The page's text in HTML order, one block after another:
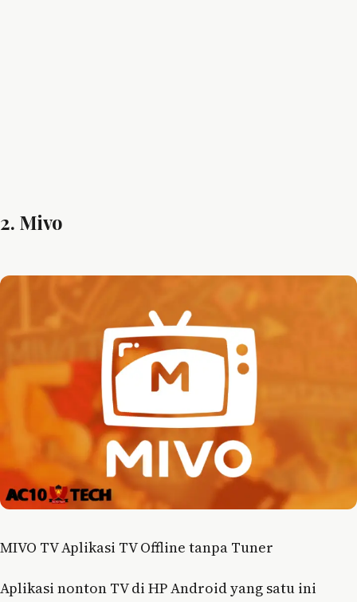
2. Mivo
MIVO TV Aplikasi TV Offline tanpa Tuner
Aplikasi nonton TV di HP Android yang satu ini